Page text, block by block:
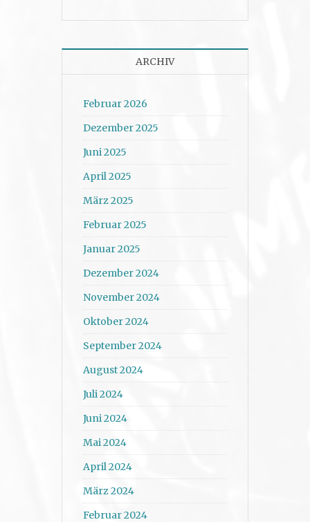
ARCHIV
Februar 2026
Dezember 2025
Juni 2025
April 2025
März 2025
Februar 2025
Januar 2025
Dezember 2024
November 2024
Oktober 2024
September 2024
August 2024
Juli 2024
Juni 2024
Mai 2024
April 2024
März 2024
Februar 2024